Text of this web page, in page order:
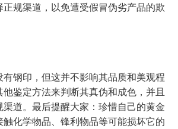
规渠道，以免遭受假冒伪劣产品的欺
钢印，但这并不影响其品质和美观程
鉴定方法来判断其真伪和成色，并且
道。最后提醒大家：珍惜自己的黄金
化学物品、锋利物品等可能损坏它的